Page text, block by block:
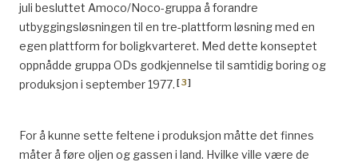
juli besluttet Amoco/Noco-gruppa å forandre
utbyggingsløsningen til en tre-plattform løsning med en
egen plattform for boligkvarteret. Med dette konseptet
oppnådde gruppa ODs godkjennelse til samtidig boring og
produksjon i september 1977. [3]
For å kunne sette feltene i produksjon måtte det finnes
måter å føre oljen og gassen i land. Hvilke ville være de